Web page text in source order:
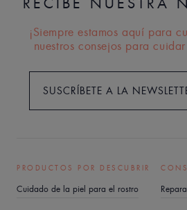
¡Siempre estamos aquí para
nuestros consejos para
SUSCRÍBETE A LA
PRODUCTOS POR DESCUBRIR
Cuidado de la piel para el rostro